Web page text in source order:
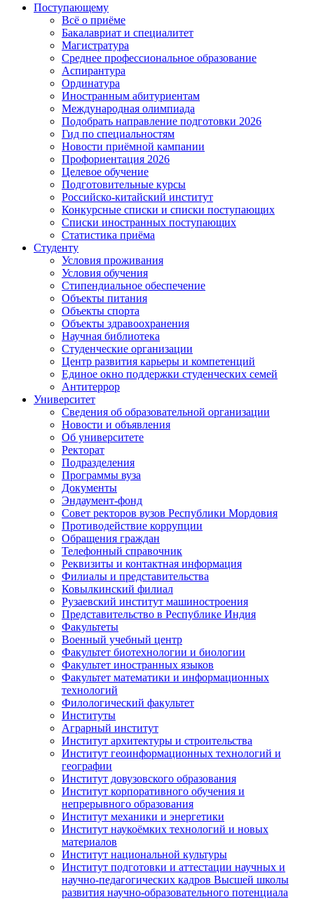
Поступающему
Всё о приёме
Бакалавриат и специалитет
Магистратура
Среднее профессиональное образование
Аспирантура
Ординатура
Иностранным абитуриентам
Международная олимпиада
Подобрать направление подготовки 2026
Гид по специальностям
Новости приёмной кампании
Профориентация 2026
Целевое обучение
Подготовительные курсы
Российско-китайский институт
Конкурсные списки и списки поступающих
Списки иностранных поступающих
Статистика приёма
Студенту
Условия проживания
Условия обучения
Стипендиальное обеспечение
Объекты питания
Объекты спорта
Объекты здравоохранения
Научная библиотека
Студенческие организации
Центр развития карьеры и компетенций
Единое окно поддержки студенческих семей
Антитеррор
Университет
Сведения об образовательной организации
Новости и объявления
Об университете
Ректорат
Подразделения
Программы вуза
Документы
Эндаумент-фонд
Совет ректоров вузов Республики Мордовия
Противодействие коррупции
Обращения граждан
Телефонный справочник
Реквизиты и контактная информация
Филиалы и представительства
Ковылкинский филиал
Рузаевский институт машиностроения
Представительство в Республике Индия
Факультеты
Военный учебный центр
Факультет биотехнологии и биологии
Факультет иностранных языков
Факультет математики и информационных
технологий
Филологический факультет
Институты
Аграрный институт
Институт архитектуры и строительства
Институт геоинформационных технологий и
географии
Институт довузовского образования
Институт корпоративного обучения и
непрерывного образования
Институт механики и энергетики
Институт наукоёмких технологий и новых
материалов
Институт национальной культуры
Институт подготовки и аттестации научных и
научно-педагогических кадров Высшей школы
развития научно-образовательного потенциала